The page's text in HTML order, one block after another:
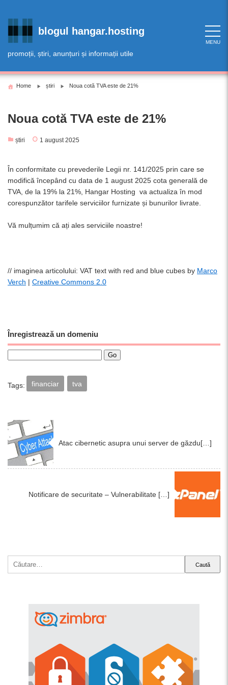
content
blogul hangar.hosting
promoții, știri, anunțuri și informații utile
MENU
Home știri Noua cotă TVA este de 21%
Noua cotă TVA este de 21%
știri 1 august 2025
În conformitate cu prevederile Legii nr. 141/2025 prin care se
modifică începând cu data de 1 august 2025 cota generală de
TVA, de la 19% la 21%, Hangar Hosting va actualiza în mod
corespunzător tarifele serviciilor furnizate și bunurilor livrate.
Vă mulțumim că ați ales serviciile noastre!
// imaginea articolului: VAT text with red and blue cubes by Marco
Verch | Creative Commons 2.0
Înregistrează un domeniu
Tags: financiar tva
Atac cibernetic asupra unui server de găzdu[…]
Notificare de securitate – Vulnerabilitate […]
după: